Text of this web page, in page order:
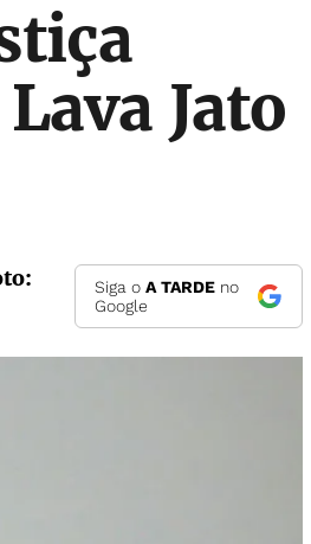
Jato
Siga o A TARDEno
Google